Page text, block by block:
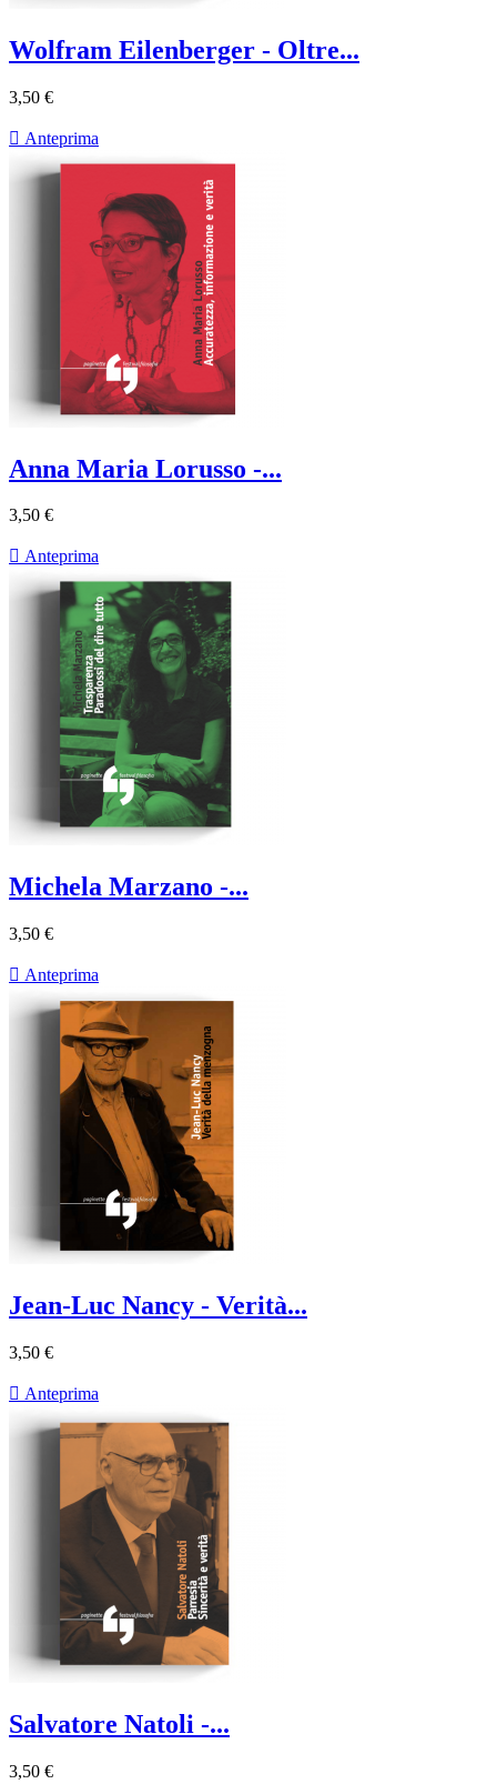
Wolfram Eilenberger - Oltre...
3,50 €
 Anteprima
Anna Maria Lorusso -...
3,50 €
 Anteprima
Michela Marzano -...
3,50 €
 Anteprima
Jean-Luc Nancy - Verità...
3,50 €
 Anteprima
Salvatore Natoli -...
3,50 €